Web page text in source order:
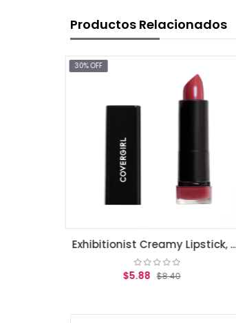
Productos Relacionados
30% OFF
EXHIBITIONIST LIPSTICK
$5.88 $8.40